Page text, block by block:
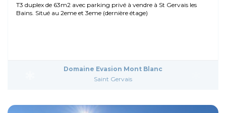
T3 duplex de 63m2 avec parking privé à vendre à St Gervais les
Bains. Situé au 2eme et 3eme (dernière étage)
Domaine Evasion Mont Blanc
Saint Gervais